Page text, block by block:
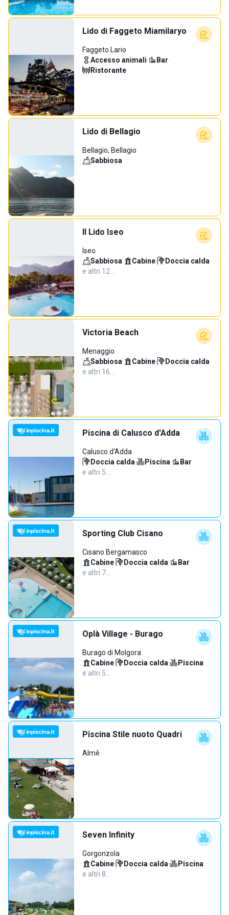
Lido di Faggeto Miamilaryo
Faggeto Lario
Accesso animali· Bar·
Ristorante
Lido di Bellagio
Bellagio, Bellagio
Sabbiosa
Il Lido Iseo
Iseo
Sabbiosa· Cabine· Doccia calda·
e altri 12…
Victoria Beach
Menaggio
Sabbiosa· Cabine· Doccia calda·
e altri 16…
Piscina di Calusco d'Adda
Calusco d'Adda
Doccia calda· Piscina· Bar·
e altri 5…
Sporting Club Cisano
Cisano Bergamasco
Cabine· Doccia calda· Bar·
e altri 7…
Oplà Village - Burago
Burago di Molgora
Cabine· Doccia calda· Piscina·
e altri 5…
Piscina Stile nuoto Quadri
Almè
Seven Infinity
Gorgonzola
Cabine· Doccia calda· Piscina·
e altri 8…